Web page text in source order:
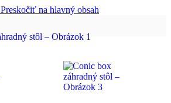
Preskočiť na hlavný obsah